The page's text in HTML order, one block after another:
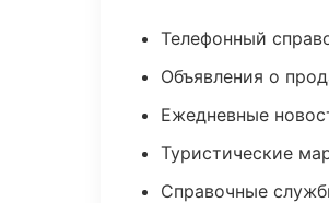
Телефонный
Объявления о
Ежедневные
Туристические
Справочные